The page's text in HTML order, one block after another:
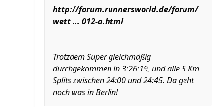
http://forum.runnersworld.de/forum/
wett ... 012-a.html
Trotzdem Super gleichmäßig
durchgekommen in 3:26:19, und alle 5 Km
Splits zwischen 24:00 und 24:45. Da geht
noch was in Berlin!